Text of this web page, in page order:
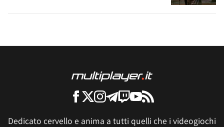
Dedicato cervello e anima a tutti quelli che i videogiochi